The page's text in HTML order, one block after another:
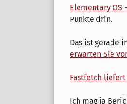
Elementary OS
Punkte drin.
Das ist gerade
erwarten Sie
Fastfetch
Ich mag ja